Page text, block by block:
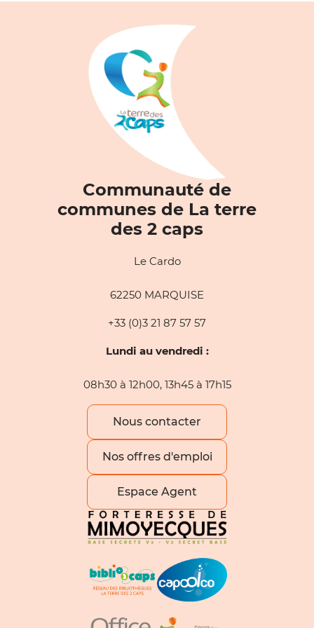
Communauté de
communes de La terre
des 2 caps
Le Cardo
62250 MARQUISE
+33 (0)3 21 87 57 57
Lundi au vendredi :
08h30 à 12h00, 13h45 à 17h15
Nous contacter
Nos offres d'emploi
Espace Agent